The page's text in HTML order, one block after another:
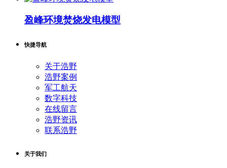
盈峰环境焚烧发电模型
快捷导航
关于浩野
浩野案例
军工航天
数字科技
在线留言
浩野资讯
联系浩野
关于我们